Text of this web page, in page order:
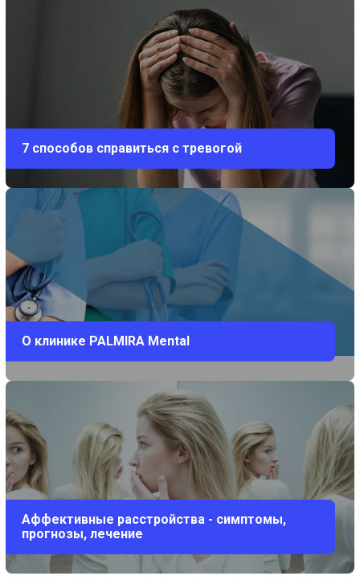
7 способов справиться с тревогой
О клинике PALMIRA Mental
Аффективные расстройства - симптомы,
прогнозы, лечение